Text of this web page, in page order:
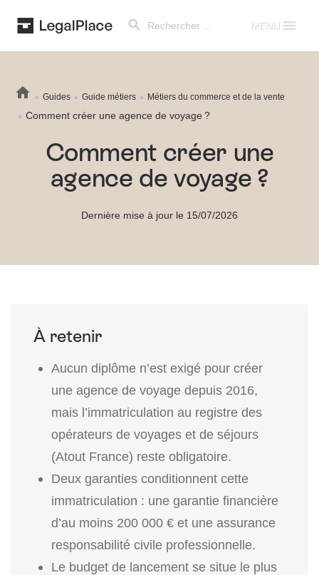
for:
MENU
Guides Guide métiers Métiers du commerce et de la vente
Comment créer une agence de voyage ?
Comment créer une
agence de voyage ?
Dernière mise à jour le 15/07/2026
Aucun diplôme n’est exigé pour créer
une agence de voyage depuis 2016,
mais l’immatriculation au registre des
opérateurs de voyages et de séjours
(Atout France) reste obligatoire.
Deux garanties conditionnent cette
immatriculation : une garantie financière
d’au moins 200 000 € et une assurance
responsabilité civile professionnelle.
Le budget de lancement se situe le plus